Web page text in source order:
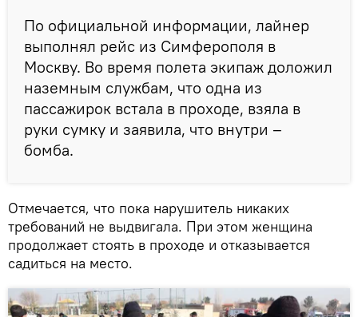
По официальной информации, лайнер
выполнял рейс из Симферополя в
Москву. Во время полета экипаж доложил
наземным службам, что одна из
пассажирок встала в проходе, взяла в
руки сумку и заявила, что внутри –
бомба.
Отмечается, что пока нарушитель никаких
требований не выдвигала. При этом женщина
продолжает стоять в проходе и отказывается
садиться на место.